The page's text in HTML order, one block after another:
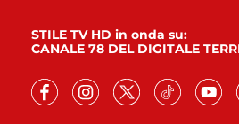
STILE TV HD in onda su:
CANALE 78 DEL DIGITALE